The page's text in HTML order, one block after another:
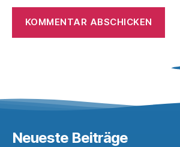
Neueste Beiträge